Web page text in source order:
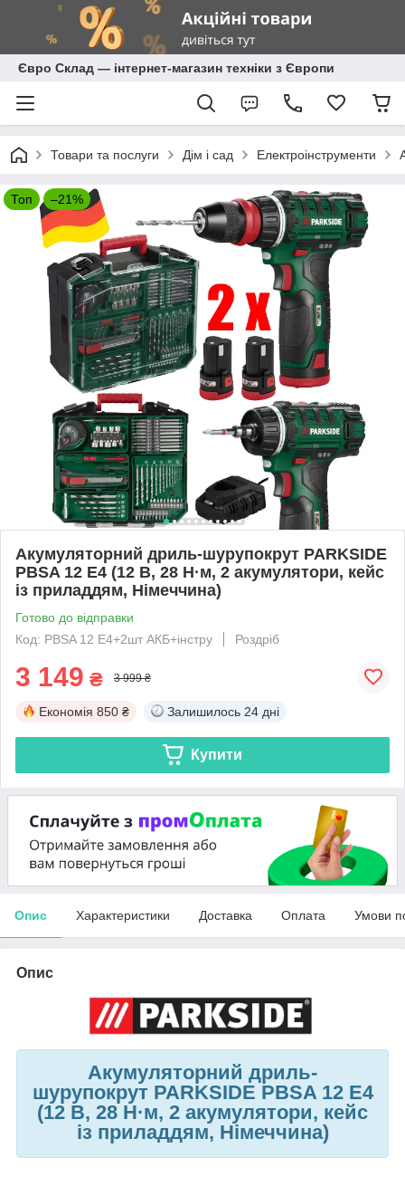
Євро Склад — інтернет-магазин техніки з Європи
Товари та послуги Дім і сад Електроінструменти
Топ –21%
Акумуляторний дриль-шурупокрут PARKSIDE
PBSA 12 E4 (12 В, 28 Н·м, 2 акумулятори, кейс
із приладдям, Німеччина)
Готово до відправки
Код: PBSA 12 E4+2шт АКБ+інстру
Роздріб
3 149 ₴ 3 999 ₴
Економія 850 ₴ Залишилось 24 дні
Купити
Опис Характеристики Доставка Оплата Умови
Опис
Акумуляторний дриль-
шурупокрут PARKSIDE PBSA 12 E4
(12 В, 28 Н·м, 2 акумулятори, кейс
із приладдям, Німеччина)